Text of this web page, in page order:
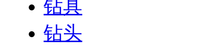
钻具
钻头